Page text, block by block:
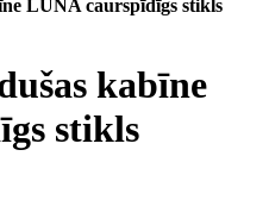
LUNA caurspīdīgs stikls
kabīne
stikls